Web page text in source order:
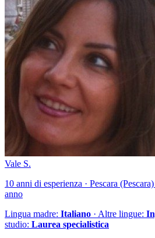
Vale S.
10 anni di esperienza · Pescara
anno
Lingua madre: Italiano · Altre lingue:
studio: Laurea specialistica